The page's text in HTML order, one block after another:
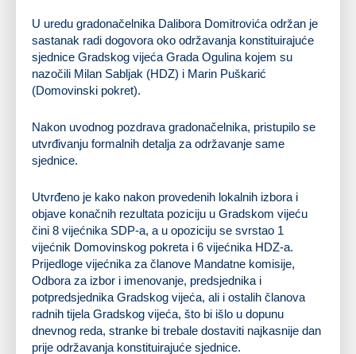
U uredu gradonačelnika Dalibora Domitrovića održan je
sastanak radi dogovora oko održavanja konstituirajuće
sjednice Gradskog vijeća Grada Ogulina kojem su
nazočili Milan Sabljak (HDZ) i Marin Puškarić
(Domovinski pokret).
Nakon uvodnog pozdrava gradonačelnika, pristupilo se
utvrđivanju formalnih detalja za održavanje same
sjednice.
Utvrđeno je kako nakon provedenih lokalnih izbora i
objave konačnih rezultata poziciju u Gradskom vijeću
čini 8 vijećnika SDP-a, a u opoziciju se svrstao 1
vijećnik Domovinskog pokreta i 6 vijećnika HDZ-a.
Prijedloge vijećnika za članove Mandatne komisije,
Odbora za izbor i imenovanje, predsjednika i
potpredsjednika Gradskog vijeća, ali i ostalih članova
radnih tijela Gradskog vijeća, što bi išlo u dopunu
dnevnog reda, stranke bi trebale dostaviti najkasnije dan
prije održavanja konstituirajuće sjednice.